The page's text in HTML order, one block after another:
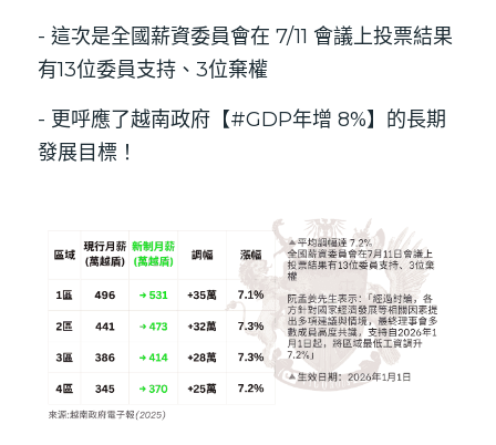
- 這次是全國薪資委員會在 7/11 會議上投票結果
有13位委員支持、3位棄權
- 更呼應了越南政府【#GDP年增 8%】的長期
發展目標！